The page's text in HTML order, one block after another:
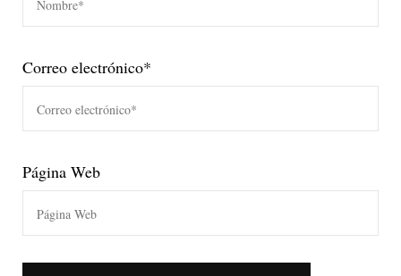
Correo electrónico*
Página Web